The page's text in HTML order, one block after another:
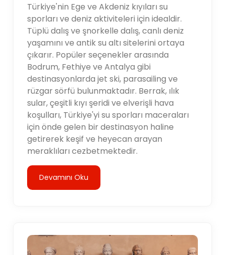
Türkiye'nin Ege ve Akdeniz kıyıları su
sporları ve deniz aktiviteleri için idealdir.
Tüplü dalış ve şnorkelle dalış, canlı deniz
yaşamını ve antik su altı sitelerini ortaya
çıkarır. Popüler seçenekler arasında
Bodrum, Fethiye ve Antalya gibi
destinasyonlarda jet ski, parasailing ve
rüzgar sörfü bulunmaktadır. Berrak, ılık
sular, çeşitli kıyı şeridi ve elverişli hava
koşulları, Türkiye'yi su sporları maceraları
için önde gelen bir destinasyon haline
getirerek keşif ve heyecan arayan
meraklıları cezbetmektedir.
Devamını Oku